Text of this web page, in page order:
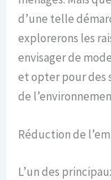
d’une telle
explorerons les
envisager de
et opter pour des
de
Réduction de
L’un des